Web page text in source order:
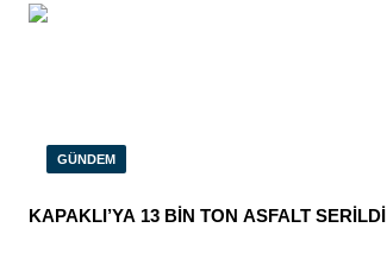
GÜNDEM
KAPAKLI’YA 13 BİN TON ASFALT SERİLDİ